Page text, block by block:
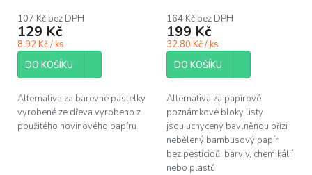
107 Kč bez DPH
129 Kč
8.92 Kč / ks
DO KOŠÍKU
Alternativa za barevné pastelky
vyrobené ze dřeva vyrobeno z
použitého novinového papíru
164 Kč bez DPH
199 Kč
32.80 Kč / ks
DO KOŠÍKU
Alternativa za papírové
poznámkové bloky listy
jsou uchyceny bavlněnou přízi
nebělený bambusový papír
bez pesticidů, barviv, chemikálií
nebo plastů